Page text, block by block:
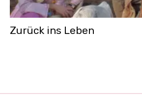
Zurück ins Leben